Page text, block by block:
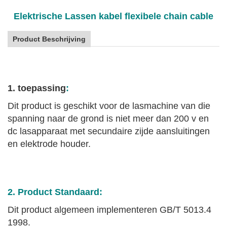
Elektrische Lassen kabel flexibele chain cable
Product Beschrijving
1. toepassing:
Dit product is geschikt voor de lasmachine van die
spanning naar de grond is niet meer dan 200 v en
dc lasapparaat met secundaire zijde aansluitingen
en elektrode houder.
2. Product Standaard:
Dit product algemeen implementeren GB/T 5013.4
1998.